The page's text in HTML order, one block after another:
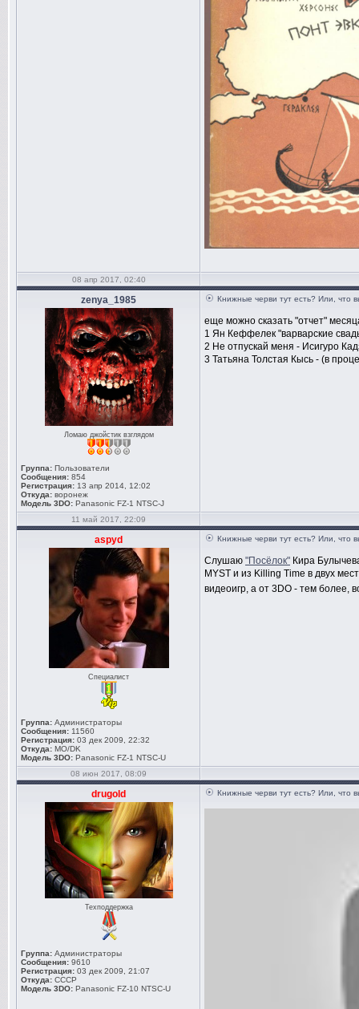
08 апр 2017, 02:40
zenya_1985
Ломаю джойстик взглядом
Группа: Пользователи
Сообщения: 854
Регистрация: 13 апр 2014, 12:02
Откуда: воронеж
Модель 3DO: Panasonic FZ-1 NTSC-J
Книжные черви тут есть? Или, что
еще можно сказать "отчет"
1 Ян Кеффелек "варварские
2 Не отпускай меня - Исигуро
3 Татьяна Толстая Кысь - (в
11 май 2017, 22:09
aspyd
Специалист
Группа: Администраторы
Сообщения: 11560
Регистрация: 03 дек 2009, 22:32
Откуда: MO/DK
Модель 3DO: Panasonic FZ-1 NTSC-U
Книжные черви тут есть? Или, что
Слушаю "Посёлок" Кира
MYST и из Killing Time в двух
видеоигр, а от 3DO - тем более,
08 июн 2017, 08:09
drugold
Техподдержка
Группа: Администраторы
Сообщения: 9610
Регистрация: 03 дек 2009, 21:07
Откуда: СССР
Модель 3DO: Panasonic FZ-10 NTSC-U
Книжные черви тут есть? Или, что